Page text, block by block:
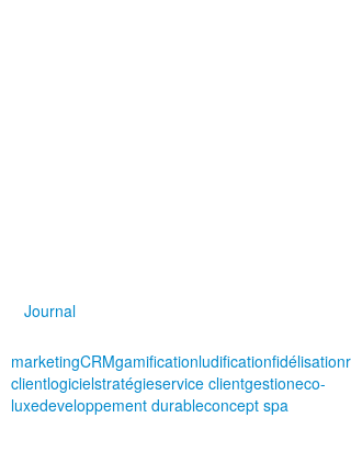
Journal
marketingCRMgamificationludificationfidélisation
clientlogicielstratégieservice clientgestioneco-
luxedeveloppement durableconcept spa